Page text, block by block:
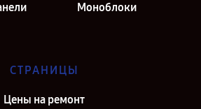
Моноблоки
СТРАНИЦЫ
Цены на ремонт